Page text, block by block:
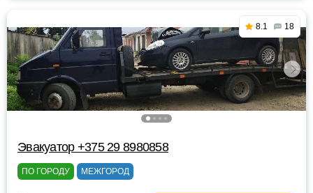
8.1 18
Эвакуатор +375 29 8980858
ПО ГОРОДУ МЕЖГОРОД